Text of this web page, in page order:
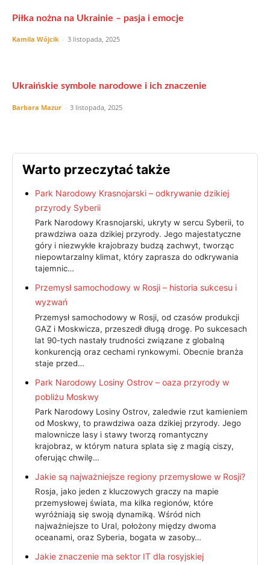
Piłka nożna na Ukrainie – pasja i emocje
Kamila Wójcik - 3 listopada, 2025
Ukraińskie symbole narodowe i ich znaczenie
Barbara Mazur - 3 listopada, 2025
Warto przeczytać także
Park Narodowy Krasnojarski – odkrywanie dzikiej
przyrody Syberii
Park Narodowy Krasnojarski, ukryty w sercu Syberii, to
prawdziwa oaza dzikiej przyrody. Jego majestatyczne
góry i niezwykłe krajobrazy budzą zachwyt, tworząc
niepowtarzalny klimat, który zaprasza do odkrywania
tajemnic…
Przemysł samochodowy w Rosji – historia sukcesu i
wyzwań
Przemysł samochodowy w Rosji, od czasów produkcji
GAZ i Moskwicza, przeszedł długą drogę. Po sukcesach
lat 90-tych nastały trudności związane z globalną
konkurencją oraz cechami rynkowymi. Obecnie branża
staje przed…
Park Narodowy Losiny Ostrov – oaza przyrody w
pobliżu Moskwy
Park Narodowy Losiny Ostrov, zaledwie rzut kamieniem
od Moskwy, to prawdziwa oaza dzikiej przyrody. Jego
malownicze lasy i stawy tworzą romantyczny
krajobraz, w którym natura splata się z magią ciszy,
oferując chwilę…
Jakie są najważniejsze regiony przemysłowe w Rosji?
Rosja, jako jeden z kluczowych graczy na mapie
przemysłowej świata, ma kilka regionów, które
wyróżniają się swoją dynamiką. Wśród nich
najważniejsze to Ural, położony między dwoma
oceanami, oraz Syberia, bogata w zasoby…
Jakie znaczenie ma sektor IT dla rosyjskiej